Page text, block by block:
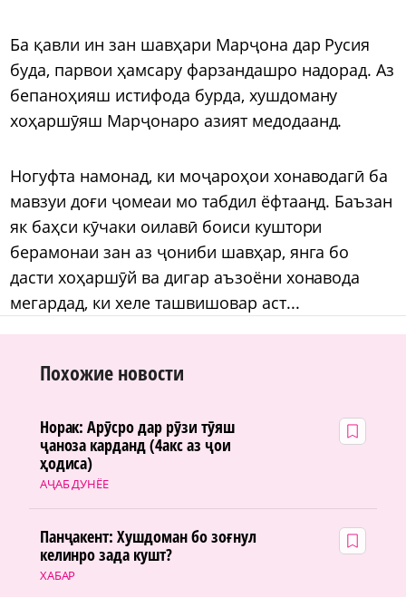
Ба қавли ин зан шавҳари Марҷона дар Русия
буда, парвои ҳамсару фарзандашро надорад. Аз
бепаноҳияш истифода бурда, хушдоману
хоҳаршӯяш Марҷонаро азият медодаанд.
Ногуфта намонад, ки моҷароҳои хонаводагӣ ба
мавзуи доғи ҷомеаи мо табдил ёфтаанд. Баъзан
як баҳси кӯчаки оилавӣ боиси куштори
берамонаи зан аз ҷониби шавҳар, янга бо
дасти хоҳаршӯй ва дигар аъзоёни хонавода
мегардад, ки хеле ташвишовар аст...
Похожие новости
АҶАБ ДУНЁЕ
Норак: Арӯсро дар рӯзи тӯяш
ҷаноза карданд (4акс аз ҷои
ҳодиса)
ХАБАР
Панҷакент: Хушдоман бо зоғнул
келинро зада кушт?